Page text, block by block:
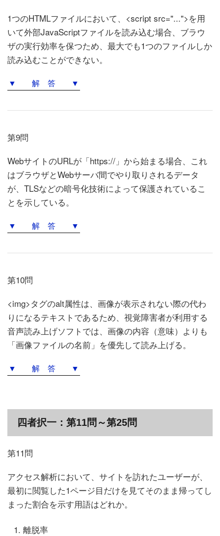
1つのHTMLファイルにおいて、<script src="...">を用
いて外部JavaScriptファイルを読み込む場合、ブラウ
ザの実行効率を保つため、最大でも1つのファイルしか
読み込むことができない。
▼ 解 答 ▼
第9問
WebサイトのURLが「https://」から始まる場合、これ
はブラウザとWebサーバ間でやり取りされるデータ
が、TLSなどの暗号化技術によって保護されているこ
とを示している。
▼ 解 答 ▼
第10問
<img>タグのalt属性は、画像が表示されない際の代わ
りになるテキストであるため、視覚障害者が利用する
音声読み上げソフトでは、画像の内容（意味）よりも
「画像ファイルの名前」を優先して読み上げる。
▼ 解 答 ▼
四者択一：第11問～第25問
第11問
アクセス解析において、サイトを訪れたユーザーが、
最初に閲覧した1ページ目だけを見てそのまま帰ってし
まった割合を示す用語はどれか。
離脱率